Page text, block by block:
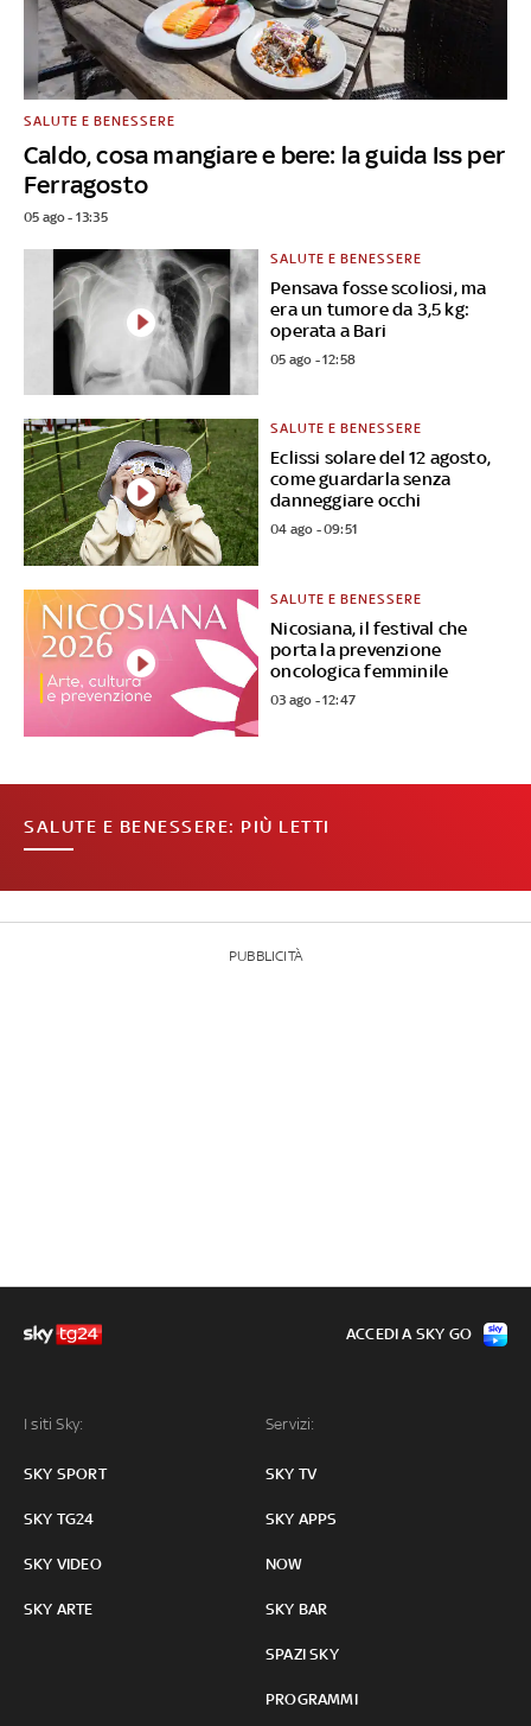
Caldo, cosa mangiare e bere: la guida Iss per
Ferragosto
SALUTE E BENESSERE
05 ago - 13:35
Pensava fosse scoliosi, ma
era un tumore da 3,5 kg:
operata a Bari
SALUTE E BENESSERE
05 ago - 12:58
Eclissi solare del 12 agosto,
come guardarla senza
danneggiare occhi
SALUTE E BENESSERE
04 ago - 09:51
Nicosiana, il festival che
porta la prevenzione
oncologica femminile
SALUTE E BENESSERE
03 ago - 12:47
SALUTE E BENESSERE: PIÙ LETTI
PUBBLICITÀ
I siti Sky:
SKY SPORT
SKY TG24
SKY VIDEO
SKY ARTE
Servizi:
SKY TV
SKY APPS
NOW
SKY BAR
SPAZI SKY
PROGRAMMI
ACCEDI A SKY GO